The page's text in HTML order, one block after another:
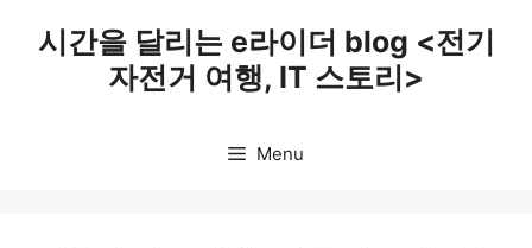
시간을 달리는 e라이더 blog <전기
자전거 여행, IT 스토리>
Menu